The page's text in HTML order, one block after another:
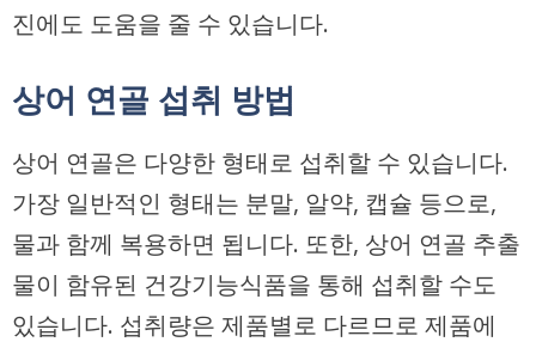
진에도 도움을 줄 수 있습니다.
상어 연골 섭취 방법
상어 연골은 다양한 형태로 섭취할 수 있습니다.
가장 일반적인 형태는 분말, 알약, 캡슐 등으로,
물과 함께 복용하면 됩니다. 또한, 상어 연골 추출
물이 함유된 건강기능식품을 통해 섭취할 수도
있습니다. 섭취량은 제품별로 다르므로 제품에